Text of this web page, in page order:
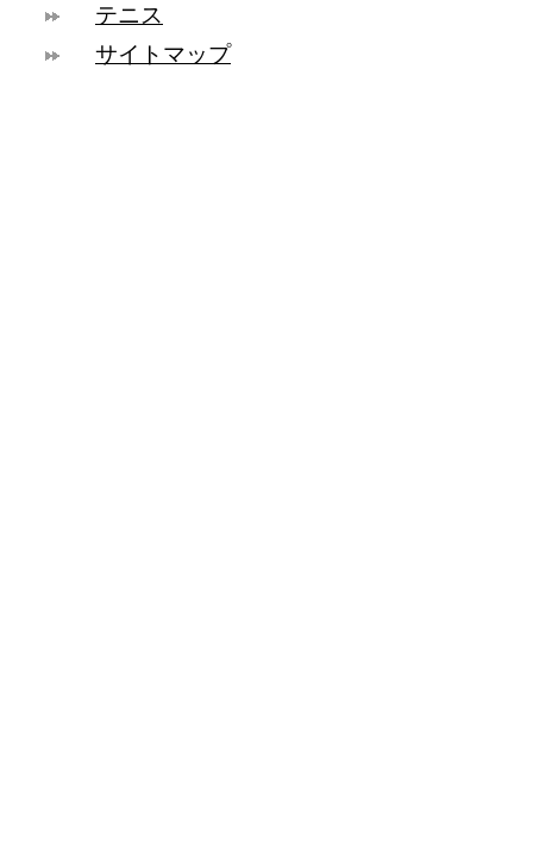
テニス
サイトマップ